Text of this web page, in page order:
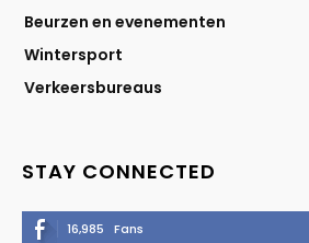
Beurzen en evenementen
Wintersport
Verkeersbureaus
STAY CONNECTED
16,985 Fans